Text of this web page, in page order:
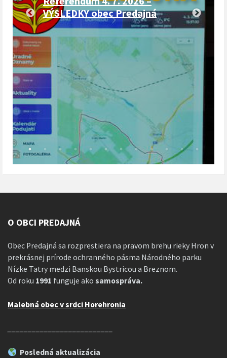
VÝSLEDKY obec Predajná
O OBCI PREDAJNÁ
Obec Predajná sa rozprestiera na pravom brehu rieky Hron v
prekrásnej prírode ochranného pásma Národného parku
Nízke Tatry medzi Banskou Bystricou a Breznom.
Od roku 1991 funguje ako samospráva.
Malebná obec v srdci Horehronia
Posledná aktualizácia